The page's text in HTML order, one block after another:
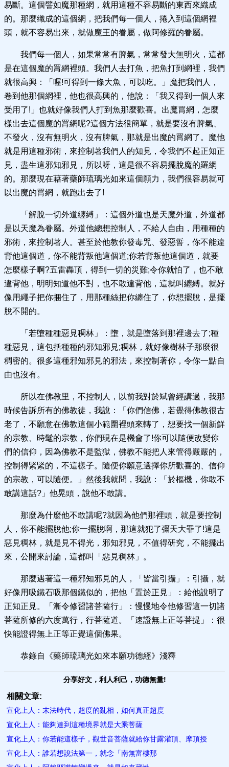
易斷。這個譬如魔那種網，就用這種不容易斷的東西來織成
的。那麼織成的這個網，把我們每一個人，捲入到這個網裡
頭，就不容易出來，就做魔王的眷屬，做阿修羅的眷屬。
我們每一個人，如果常常有脾氣，常常發大無明火，這都
是在這個魔的罥網裡頭。我們人去打魚，把魚打到網裡，我們
就很高興：「喔!可得到一條大魚，可以吃。」魔把我們人，
卷到他那個網裡，他也很高興的，他說：「我又得到一個人來
受用了!」也就好像我們人打到魚那麼歡喜。出魔罥網，怎麼
樣出去這個魔的罥網呢?這個方法很簡單，就是要沒有脾氣、
不發火，沒有無明火，沒有脾氣，那就是出魔的罥網了。魔他
就是用這種邪術，來控制著我們人的知見，令我們不起正知正
見，盡生這邪知邪見，所以呀，這是很不容易擺脫魔的羅網
的。那麼現在藉著藥師琉璃光如來這個願力，我們很容易就可
以出魔的罥網，就跑出去了!
「解脫一切外道纏縛」：這個外道也是天魔外道，外道都
是以天魔為眷屬。外道他總想控制人，不給人自由，用種種的
邪術，來控制著人。甚至於他教你發毒咒、發惡誓，你不能違
背他這個道，你不能背叛他這個道;你若背叛他這個道，就要
怎麼樣子啊?五雷轟頂，得到一切的災難;令你就怕了，也不敢
違背他，明明知道他不對，也不敢違背他，這就叫纏縛。就好
像用繩子把你捆住了，用那種絲把你纏住了，你想擺脫，是擺
脫不開的。
「若墮種種惡見稠林」：墮，就是墮落到那裡邊去了;種
種惡見，這包括種種的邪知邪見;稠林，就好像樹林子那麼很
稠密的。很多這種邪知邪見的邪法，來控制著你，令你一點自
由也沒有。
所以在佛教里，不控制人，以前我對於斌曾經講過，我那
時候告訴所有的佛教徒，我說：「你們信佛，若覺得佛教很古
老了，不願意在佛教這個小範圍裡頭來轉了，想要找一個新鮮
的宗教、時髦的宗教，你們現在是機會了!你可以隨便改變你
們的信仰，因為佛教不是監獄，佛教不能把人來管得嚴嚴的，
控制得緊緊的，不這樣子。隨便你願意選擇你所歡喜的、信仰
的宗教，可以隨便。」然後我就問，我說：「於樞機，你敢不
敢講這話?」他晃頭，說他不敢講。
那麼為什麼他不敢講呢?就因為他們那裡頭，就是要控制
人，你不能擺脫他;你一擺脫啊，那這就犯了彌天大罪了!這是
惡見稠林，就是見不得光，邪知邪見，不值得研究，不能擺出
來，公開來討論，這都叫「惡見稠林」。
那麼遇著這一種邪知邪見的人，「皆當引攝」：引攝，就
好像用吸鐵石吸那個鐵似的，把他「置於正見」：給他說明了
正知正見。「漸令修習諸菩薩行」：慢慢地令他修習這一切諸
菩薩所修的六度萬行，行菩薩道。「速證無上正等菩提」：很
快能證得無上正等正覺這個佛果。
恭錄自《藥師琉璃光如來本願功德經》淺釋
分享好文，利人利己，功德無量!
相關文章:
宣化上人：末法時代，超度的亂相，如何真正超度
宣化上人：能夠達到這種境界就是大乘菩薩
宣化上人：你若能這樣子，觀世音菩薩就給你甘露灌頂、摩頂授
宣化上人：​誰若想說法第一，就念「南無富樓那